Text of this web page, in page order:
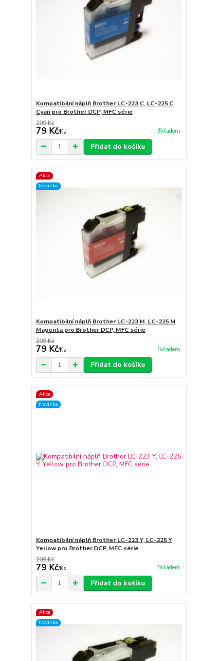
Kompatibilní náplň Brother LC-223 C, LC-225 C
Cyan pro Brother DCP, MFC série
209 Kč
79 Kč/Ks Skladem
Přidat do košíku
Akce
Novinka
Kompatibilní náplň Brother LC-223 M, LC-225 M
Magenta pro Brother DCP, MFC série
209 Kč
79 Kč/Ks Skladem
Přidat do košíku
Akce
Novinka
Kompatibilní náplň Brother LC-223 Y, LC-225 Y
Yellow pro Brother DCP, MFC série
209 Kč
79 Kč/Ks Skladem
Přidat do košíku
Akce
Novinka